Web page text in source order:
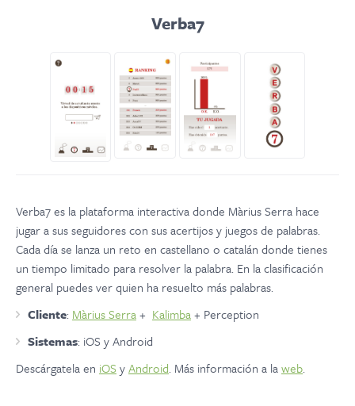
Verba7
Verba7 es la plataforma interactiva donde Màrius Serra hace
jugar a sus seguidores con sus acertijos y juegos de palabras.
Cada día se lanza un reto en castellano o catalán donde tienes
un tiempo limitado para resolver la palabra. En la clasificación
general puedes ver quien ha resuelto más palabras.
Cliente: Màrius Serra+ Kalimba+ Perception
Sistemas: iOS y Android
Descárgatela en iOS yAndroid. Más información a laweb.